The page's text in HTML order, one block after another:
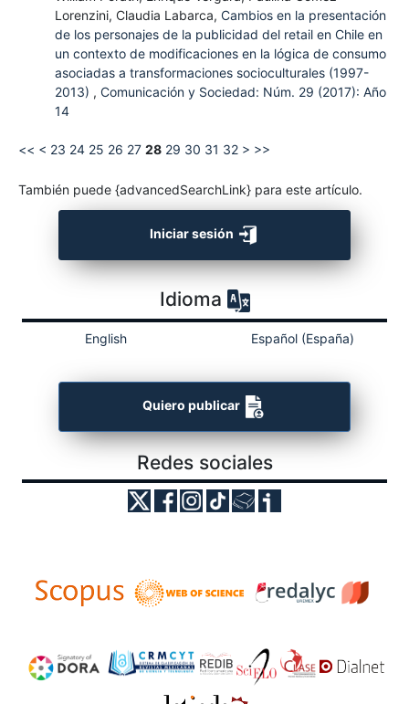
Lorenzini, Claudia Labarca, Cambios en la presentación
de los personajes de la publicidad del retail en Chile en
un contexto de modificaciones en la lógica de consumo
asociadas a transformaciones socioculturales (1997-
2013) , Comunicación y Sociedad: Núm. 29 (2017): Año
14
<< < 23 24 25 26 27 28 29 30 31 32 > >>
También puede {advancedSearchLink} para este artículo.
Iniciar sesión
Idioma
English Español (España)
Quiero publicar
Redes sociales